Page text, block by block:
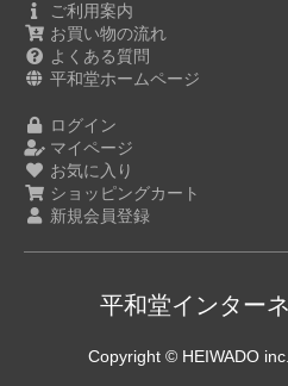
ご利用案内
お買い物の流れ
よくある質問
平和堂ホームページ
ログイン
マイページ
お気に入り
ショッピングカート
新規会員登録
平和堂インター
Copyright © HEIWADO